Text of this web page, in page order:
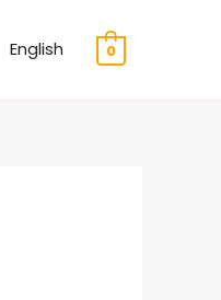
English 0